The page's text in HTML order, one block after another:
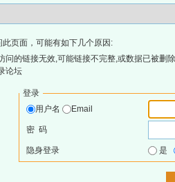
页面，可能有如下几个原因:
问的链接无效,可能链接不完整,或数据已被删
论坛
登录
用户名
Email
密 码
隐身登录 是